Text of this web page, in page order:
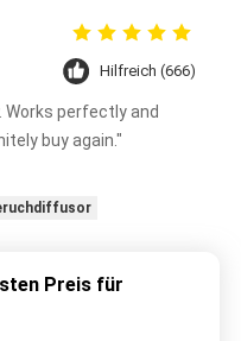
Hilfreich (666)
Works perfectly and
buy again."
Preis für